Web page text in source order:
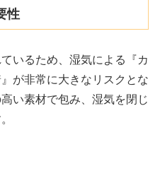
性
いるため、湿気による『カ
が非常に大きなリスクとな
い素材で包み、湿気を閉じ